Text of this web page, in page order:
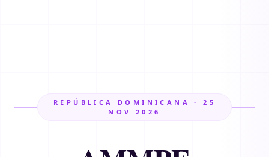
REPÚBLICA DOMINICANA · 25
NOV 2026